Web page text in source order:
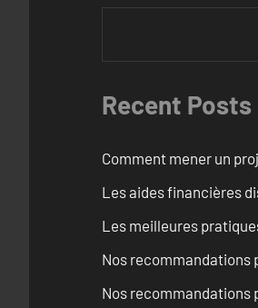
Recent Posts
Comment mener un
Les aides financières
Les meilleures
Nos recommandations
Nos recommandations